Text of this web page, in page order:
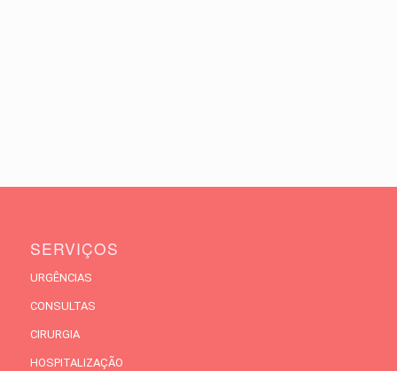
SERVIÇOS
URGÊNCIAS
CONSULTAS
CIRURGIA
HOSPITALIZAÇÃO